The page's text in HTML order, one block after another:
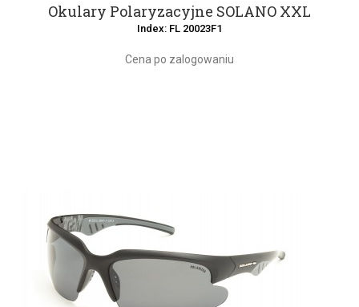
Okulary Polaryzacyjne SOLANO XXL
Index: FL 20023F1
Cena po zalogowaniu